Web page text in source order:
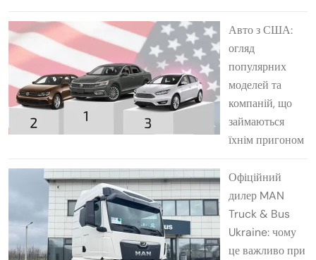
Авто з США:
огляд
популярних
моделей та
компаній, що
займаються
їхнім пригоном
Офіційний
дилер MAN
Truck & Bus
Ukraine: чому
це важливо при